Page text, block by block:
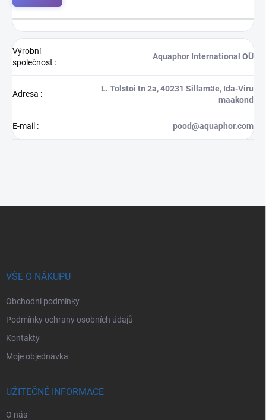
Výrobní
společnost :
Aquaphor International OÜ
Adresa :
L. Tolstoi tn 2a, 40231 Sillamäe, Ida-Viru
maakond
E-mail : pood@aquaphor.com
VŠE O NÁKUPU
Obchodní podmínky
Podmínky ochrany osobních údajů
Kontakty
Moje objednávka
UŽITEČNÉ INFORMACE
O nás